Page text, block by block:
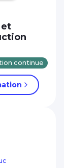
continue